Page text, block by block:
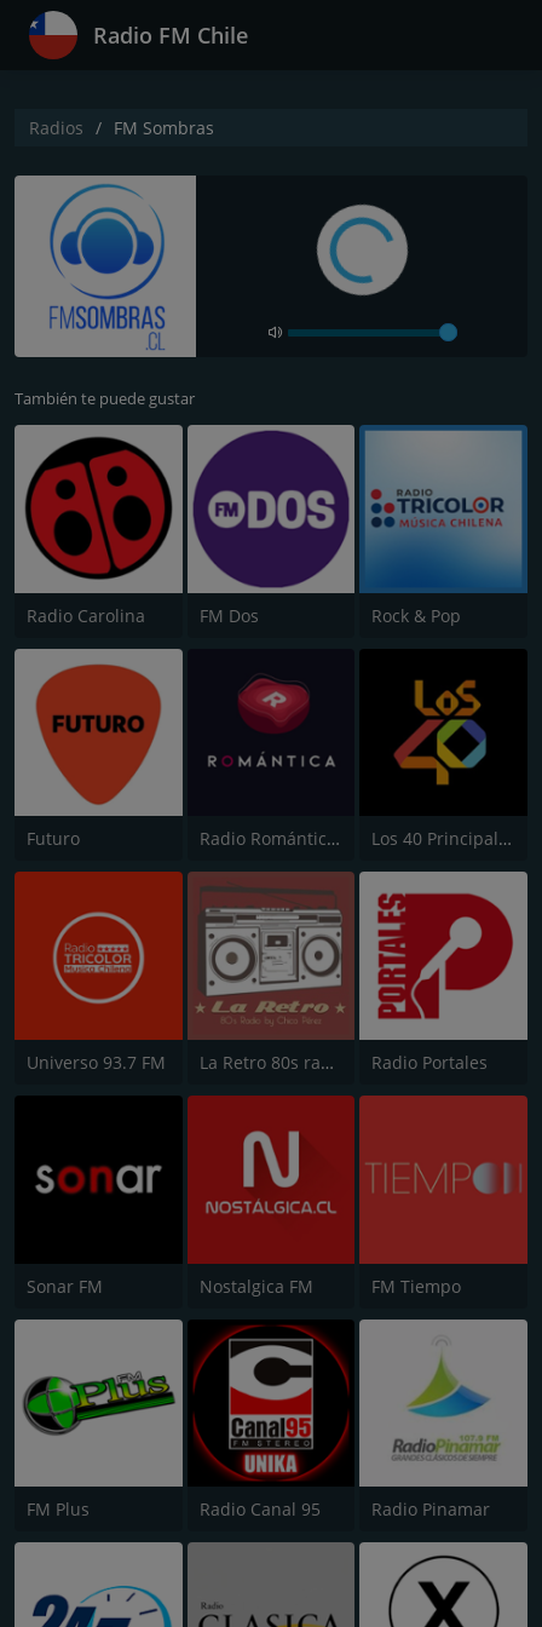
Radio FM Chile
Radios FM Sombras
También te puede gustar
Radio Carolina FM Dos Rock & Pop
Futuro Radio Romántica FM Los 40 Principales
Universo 93.7 FM La Retro 80s radio Radio Portales
Sonar FM Nostalgica FM FM Tiempo
FM Plus Radio Canal 95 Radio Pinamar